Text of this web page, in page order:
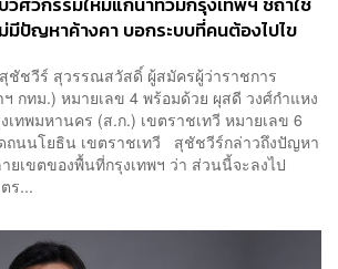
มีปัญหาค้างคา บอกระบบที่คนต้องไปไข
ชัชวีร์ สุวรรณสวัสดิ์ ผู้สมัครผู้ว่าราชการ
กทม.) หมายเลข 4 พร้อมด้วย ผุสดี วงศ์กำแหง
ทพมหานคร (ส.ก.) เขตราชเทวี หมายเลข 6
ถนนโยธิน เขตราชเทวี สุชัชวีร์กล่าวถึงปัญหา
เขตของพื้นที่กรุงเทพฯ ว่า ส่วนนี้จะลงไป
ร...